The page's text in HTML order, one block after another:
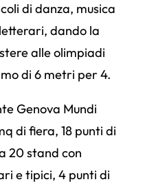
di danza, musica
dando la
alle olimpiadi
di 6 metri per 4.
Genova Mundi
di fiera, 18 punti di
20 stand con
e tipici, 4 punti di